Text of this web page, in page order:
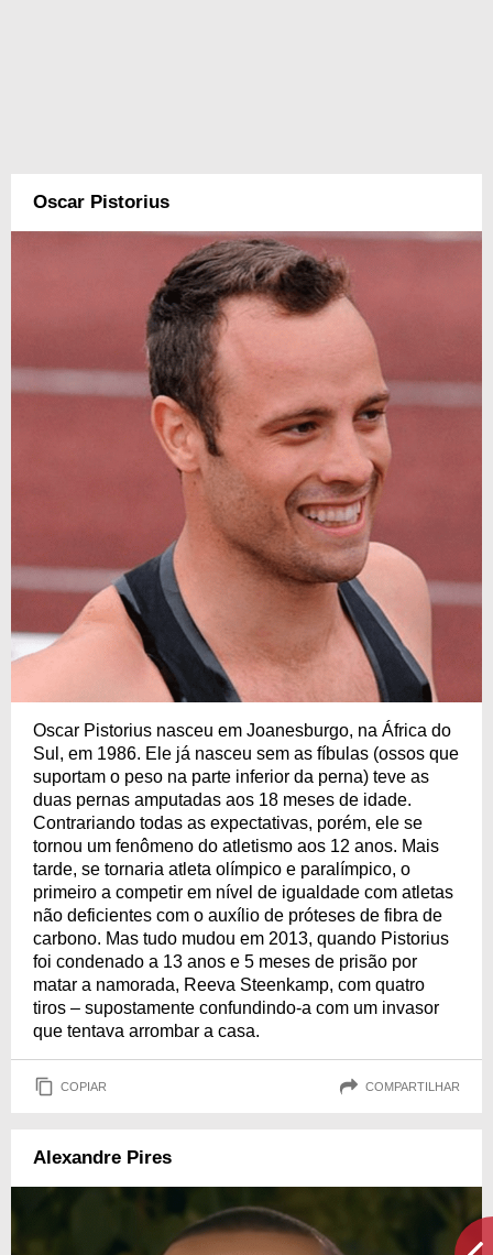
Oscar Pistorius
Oscar Pistorius nasceu em Joanesburgo, na África do
Sul, em 1986. Ele já nasceu sem as fíbulas (ossos que
suportam o peso na parte inferior da perna) teve as
duas pernas amputadas aos 18 meses de idade.
Contrariando todas as expectativas, porém, ele se
tornou um fenômeno do atletismo aos 12 anos. Mais
tarde, se tornaria atleta olímpico e paralímpico, o
primeiro a competir em nível de igualdade com atletas
não deficientes com o auxílio de próteses de fibra de
carbono. Mas tudo mudou em 2013, quando Pistorius
foi condenado a 13 anos e 5 meses de prisão por
matar a namorada, Reeva Steenkamp, com quatro
tiros – supostamente confundindo-a com um invasor
que tentava arrombar a casa.
COPIAR COMPARTILHAR
Alexandre Pires